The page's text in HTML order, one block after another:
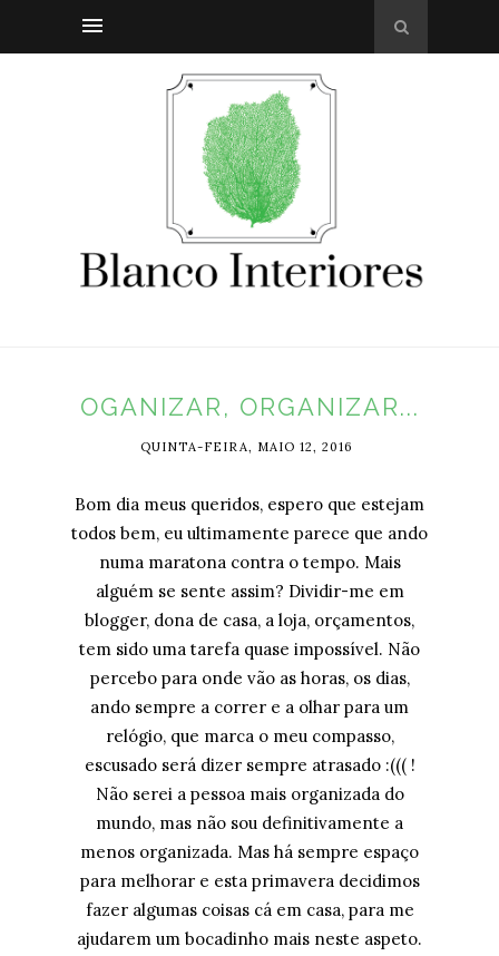
OGANIZAR, ORGANIZAR...
QUINTA-FEIRA, MAIO 12, 2016
Bom dia meus queridos, espero que estejam
todos bem, eu ultimamente parece que ando
numa maratona contra o tempo. Mais
alguém se sente assim? Dividir-me em
blogger, dona de casa, a loja, orçamentos,
tem sido uma tarefa quase impossível. Não
percebo para onde vão as horas, os dias,
ando sempre a correr e a olhar para um
relógio, que marca o meu compasso,
escusado será dizer sempre atrasado :((( !
Não serei a pessoa mais organizada do
mundo, mas não sou definitivamente a
menos organizada. Mas há sempre espaço
para melhorar e esta primavera decidimos
fazer algumas coisas cá em casa, para me
ajudarem um bocadinho mais neste aspeto.